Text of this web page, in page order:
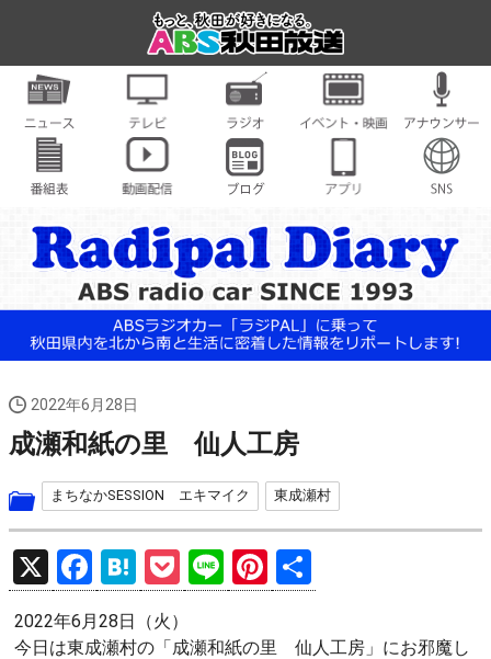
2022年6月28日
成瀬和紙の里 仙人工房
まちなかSESSION エキマイク 東成瀬村
X
F
a
ce
H
at
e
P
o
ck
Li
n
e
Pi
nt
er
有
2022年6月28日（火）
今日は東成瀬村の「成瀬和紙の里 仙人工房」にお邪魔し